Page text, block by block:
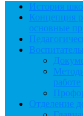
История
Концепция
основные
работе
Отделение